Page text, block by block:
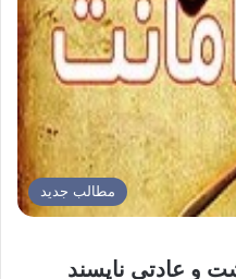
مطالب جدید
و عادتی ناپسند